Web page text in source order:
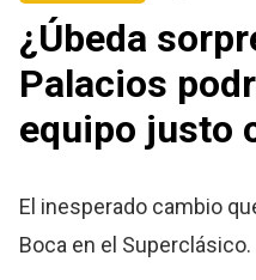
¿Úbeda
Palacios
equipo justo
El inesperado cambio
Boca en el Superclásico.